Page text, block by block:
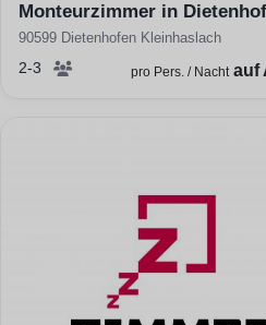
Monteurzimmer in
90599 Dietenhofen Kleinhaslach
2-3 pro Pers. / Nacht auf